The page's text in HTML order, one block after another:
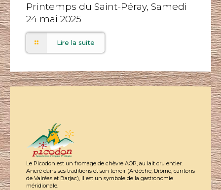
Printemps du Saint-Péray, Samedi
24 mai 2025
Lire la suite
Le Picodon est un fromage de chèvre AOP, au lait cru entier.
Ancré dans ses traditions et son terroir (Ardèche, Drôme, cantons
de Valréas et Barjac), il est un symbole de la gastronomie
méridionale.